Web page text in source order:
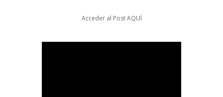
Acceder al PostAQUÍ